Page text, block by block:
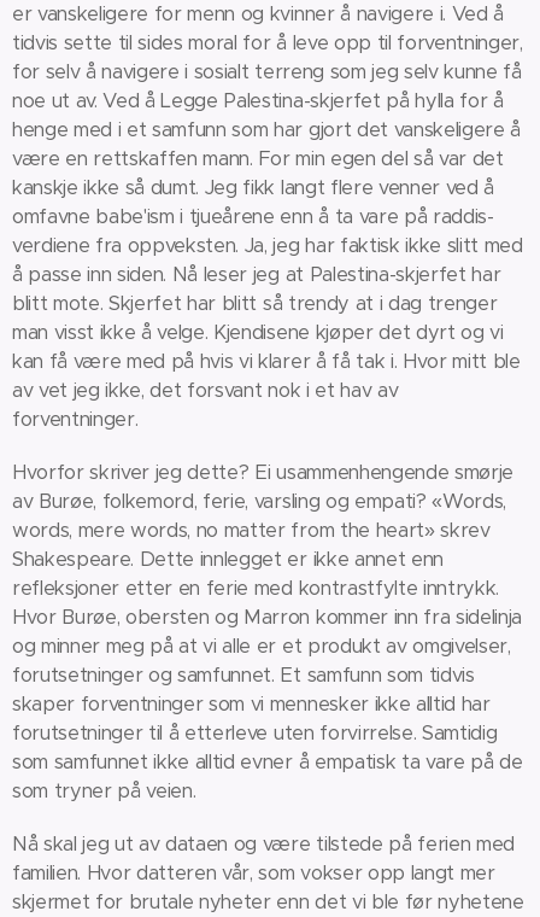
er vanskeligere for menn og kvinner å navigere i. Ved å
tidvis sette til sides moral for å leve opp til forventninger,
for selv å navigere i sosialt terreng som jeg selv kunne få
noe ut av. Ved å Legge Palestina-skjerfet på hylla for å
henge med i et samfunn som har gjort det vanskeligere å
være en rettskaffen mann. For min egen del så var det
kanskje ikke så dumt. Jeg fikk langt flere venner ved å
omfavne babe'ism i tjueårene enn å ta vare på raddis-
verdiene fra oppveksten. Ja, jeg har faktisk ikke slitt med
å passe inn siden. Nå leser jeg at Palestina-skjerfet har
blitt mote. Skjerfet har blitt så trendy at i dag trenger
man visst ikke å velge. Kjendisene kjøper det dyrt og vi
kan få være med på hvis vi klarer å få tak i. Hvor mitt ble
av vet jeg ikke, det forsvant nok i et hav av
forventninger.
Hvorfor skriver jeg dette? Ei usammenhengende smørje
av Burøe, folkemord, ferie, varsling og empati? «Words,
words, mere words, no matter from the heart» skrev
Shakespeare. Dette innlegget er ikke annet enn
refleksjoner etter en ferie med kontrastfylte inntrykk.
Hvor Burøe, obersten og Marron kommer inn fra sidelinja
og minner meg på at vi alle er et produkt av omgivelser,
forutsetninger og samfunnet. Et samfunn som tidvis
skaper forventninger som vi mennesker ikke alltid har
forutsetninger til å etterleve uten forvirrelse. Samtidig
som samfunnet ikke alltid evner å empatisk ta vare på de
som tryner på veien.
Nå skal jeg ut av dataen og være tilstede på ferien med
familien. Hvor datteren vår, som vokser opp langt mer
skjermet for brutale nyheter enn det vi ble før nyhetene